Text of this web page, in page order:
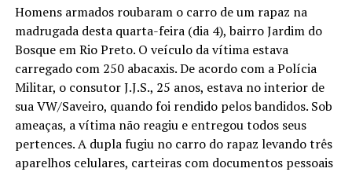
Homens armados roubaram o carro de um rapaz na
madrugada desta quarta-feira (dia 4), bairro Jardim do
Bosque em Rio Preto. O veículo da vítima estava
carregado com 250 abacaxis. De acordo com a Polícia
Militar, o consutor J.J.S., 25 anos, estava no interior de
sua VW/Saveiro, quando foi rendido pelos bandidos. Sob
ameaças, a vítima não reagiu e entregou todos seus
pertences. A dupla fugiu no carro do rapaz levando três
aparelhos celulares, carteiras com documentos pessoais